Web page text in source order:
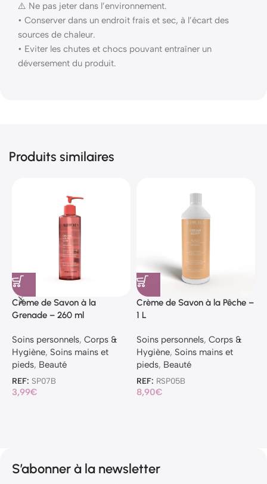
⚠️ Ne pas jeter dans l’environnement.
• Conserver dans un endroit frais et sec, à l’écart des
sources de chaleur.
• Eviter les chutes et chocs pouvant entraîner un
déversement du produit.
Produits similaires
Crème de Savon à la
Grenade – 260 ml
Soins personnels, Corps &
Hygiène, Soins mains et
pieds, Beauté
REF: SP07B
3,99€
Crème de Savon à la Pêche –
1 L
Soins personnels, Corps &
Hygiène, Soins mains et
pieds, Beauté
REF: RSP05B
8,90€
S’abonner à la newsletter